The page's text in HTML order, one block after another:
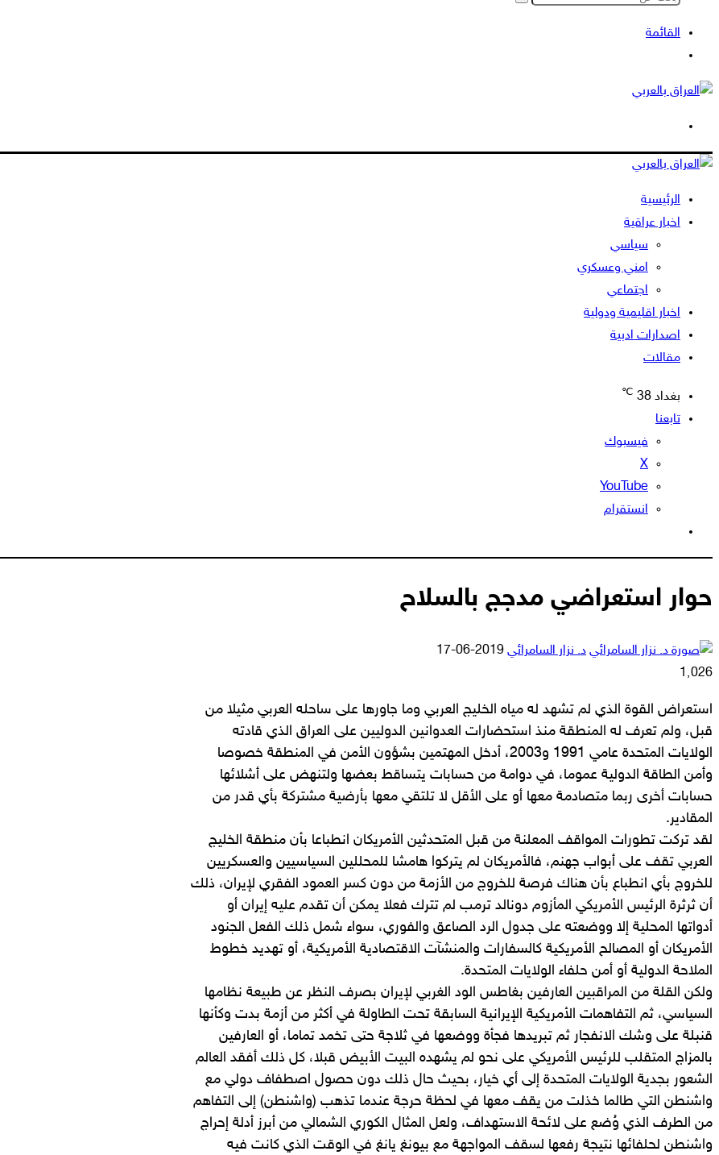
بحث
القائمة
المظلم
الرئيسية
اخبار عراقية
سياسي
امني وعسكري
اجتماعي
اخبار اقليمية ودولية
اصدارات ادبية
مقالات
بغداد 38
℃
تابعنا
فيسبوك
‫X
‫YouTube
انستقرام
المظلم
حوار استعراضي مدجج بالسلاح
د. نزار السامرائي أرسل
2019-06-17
1٬026
استعراض القوة الذي لم تشهد له مياه الخليج العربي وما جاورها على ساحله العربي مثيلا من
قبل، ولم تعرف له المنطقة منذ استحضارات العدوانين الدوليين على العراق الذي قادته
الولايات المتحدة عامي 1991 و2003، أدخل المهتمين بشؤون الأمن في المنطقة خصوصا
وأمن الطاقة الدولية عموما، في دوامة من حسابات يتساقط بعضها ولتنهض على أشلائها
حسابات أخرى ربما متصادمة معها أو على الأقل لا تلتقي معها بأرضية مشتركة بأي قدر من
المقادير.
لقد تركت تطورات المواقف المعلنة من قبل المتحدثين الأمريكان انطباعا بأن منطقة الخليج
العربي تقف على أبواب جهنم، فالأمريكان لم يتركوا هامشا للمحللين السياسيين والعسكريين
للخروج بأي انطباع بأن هناك فرصة للخروج من الأزمة من دون كسر العمود الفقري لإيران، ذلك
أن ثرثرة الرئيس الأمريكي المأزوم دونالد ترمب لم تترك فعلا يمكن أن تقدم عليه إيران أو
أدواتها المحلية إلا ووضعته على جدول الرد الصاعق والفوري، سواء شمل ذلك الفعل الجنود
الأمريكان أو المصالح الأمريكية كالسفارات والمنشآت الاقتصادية الأمريكية، أو تهديد خطوط
الملاحة الدولية أو أمن حلفاء الولايات المتحدة.
ولكن القلة من المراقبين العارفين بغاطس الود الغربي لإيران بصرف النظر عن طبيعة نظامها
السياسي، ثم التفاهمات الأمريكية الإيرانية السابقة تحت الطاولة في أكثر من أزمة بدت وكأنها
قنبلة على وشك الانفجار ثم تبريدها فجأة ووضعها في ثلاجة حتى تخمد تماما، أو العارفين
بالمزاج المتقلب للرئيس الأمريكي على نحو لم يشهده البيت الأبيض قبلا، كل ذلك أفقد العالم
الشعور بجدية الولايات المتحدة إلى أي خيار، بحيث حال ذلك دون حصول اصطفاف دولي مع
واشنطن التي طالما خذلت من يقف معها في لحظة حرجة عندما تذهب (واشنطن) إلى التفاهم
من الطرف الذي وُضع على لائحة الاستهداف، ولعل المثال الكوري الشمالي من أبرز أدلة إحراج
واشنطن لحلفائها نتيجة رفعها لسقف المواجهة مع بيونغ يانغ في الوقت الذي كانت فيه